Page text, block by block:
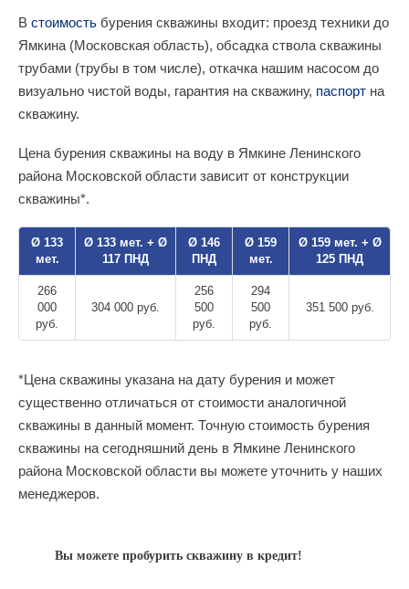
В стоимость бурения скважины входит: проезд техники до
Ямкина (Московская область), обсадка ствола скважины
трубами (трубы в том числе), откачка нашим насосом до
визуально чистой воды, гарантия на скважину, паспорт на
скважину.
Цена бурения скважины на воду в Ямкине Ленинского
района Московской области зависит от конструкции
скважины*.
Ø 133
мет.
Ø 133 мет. + Ø
117 ПНД
Ø 146
ПНД
Ø 159
мет.
Ø 159 мет. + Ø
125 ПНД
266
000
руб.
304 000 руб.
256
500
руб.
294
500
руб.
351 500 руб.
*Цена скважины указана на дату бурения и может
существенно отличаться от стоимости аналогичной
скважины в данный момент. Точную стоимость бурения
скважины на сегодняшний день в Ямкине Ленинского
района Московской области вы можете уточнить у наших
менеджеров.
Вы можете пробурить скважину в кредит!